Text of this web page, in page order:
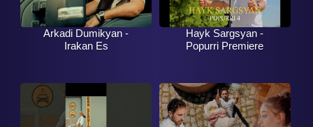
Arkadi Dumikyan -
Irakan Es
Hayk Sargsyan -
Popurri Premiere